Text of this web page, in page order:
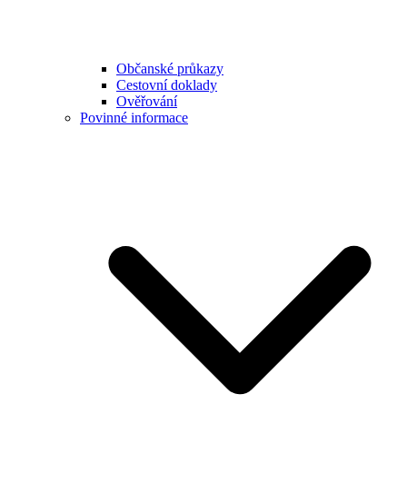
Občanské průkazy
Cestovní doklady
Ověřování
Povinné informace